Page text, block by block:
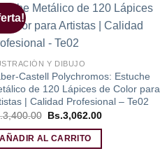
Añadir
a la
Y DIBUJO
Castell Polychromos: Estuche
de 120 Lápices de Color para
| Calidad Profesional – Te02
3,400.00 El
original
era:
Bs.3,062.00El
AÑADIR AL CARRITO